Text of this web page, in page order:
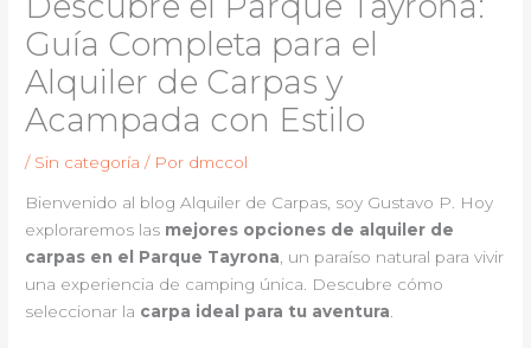
Guía Completa para el
Alquiler de Carpas y
Acampada con Estilo
/ Sin categoría / Por dmccol
Bienvenido al blog Alquiler de Carpas, soy Gustavo P. Hoy
exploraremos las mejores opciones de alquiler de
carpas en el Parque Tayrona, un paraíso natural para vivir
una experiencia de camping única. Descubre cómo
seleccionar la carpa ideal para tu aventura.